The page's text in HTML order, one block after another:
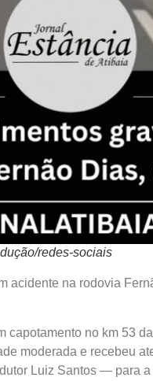
redes-sociais
acidente na rodovia
capotamento no km 53
moderada e recebeu
Luiz Santos — para